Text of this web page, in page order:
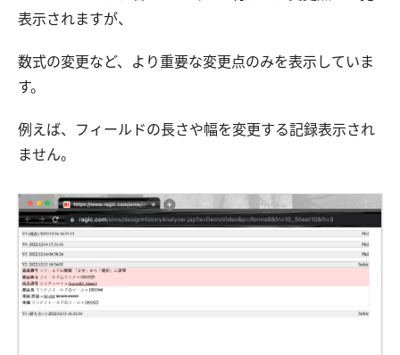
表示されますが、
数式の変更など、より重要な変更点のみを表示していま
す。
例えば、フィールドの長さや幅を変更する記録表示され
ません。